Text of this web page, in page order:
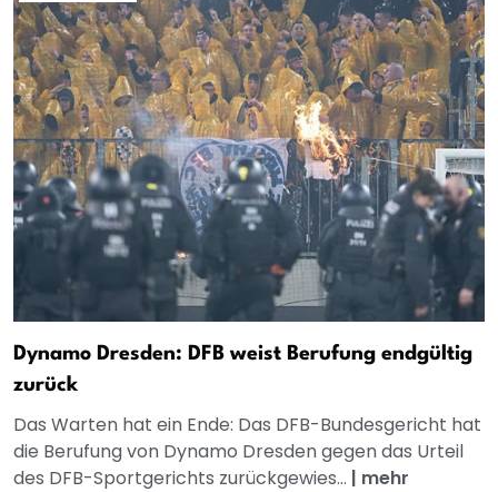
Dynamo Dresden: DFB weist Berufung endgültig
zurück
Das Warten hat ein Ende: Das DFB-Bundesgericht hat
die Berufung von Dynamo Dresden gegen das Urteil
des DFB-Sportgerichts zurückgewies... | mehr